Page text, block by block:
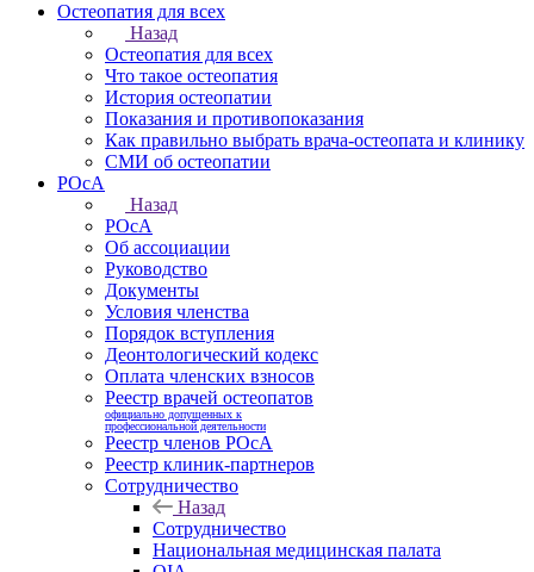
Остеопатия для всех
Назад
Остеопатия для всех
Что такое остеопатия
История остеопатии
Показания и противопоказания
Как правильно выбрать врача-остеопата и клинику
СМИ об остеопатии
РОсА
Назад
РОсА
Об ассоциации
Руководство
Документы
Условия членства
Порядок вступления
Деонтологический кодекс
Оплата членских взносов
Реестр врачей остеопатов
официально допущенных к
профессиональной деятельности
Реестр членов РОсА
Реестр клиник-партнеров
Сотрудничество
Назад
Сотрудничество
Национальная медицинская палата